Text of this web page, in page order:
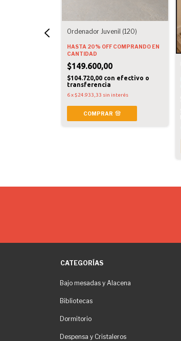
Ordenador Juvenil (120)
HASTA 20% OFF COMPRANDO EN
CANTIDAD
$149.600,00
$104.720,00 con efectivo o
transferencia
6x$24.933,33 sin interés
COMPRAR
CATEGORÍAS
Bajo mesadas y Alacena
Bibliotecas
Dormitorio
Despensa y Cristaleros